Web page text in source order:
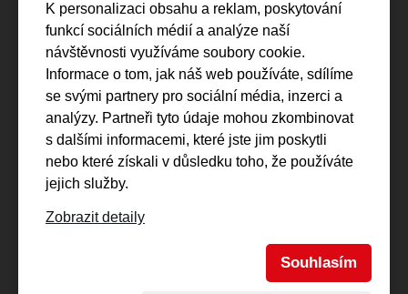
Regionální dráhy
Vlečky
Kontakty
Interní sekce
PDV RAILWAY a.s.
K personalizaci obsahu a reklam, poskytování
funkcí sociálních médií a analýze naší
návštěvnosti využíváme soubory cookie.
Informace o tom, jak náš web používáte, sdílíme
se svými partnery pro sociální média, inzerci a
analýzy. Partneři tyto údaje mohou zkombinovat
s dalšími informacemi, které jste jim poskytli
nebo které získali v důsledku toho, že používáte
jejich služby.
Zobrazit detaily
Souhlasím